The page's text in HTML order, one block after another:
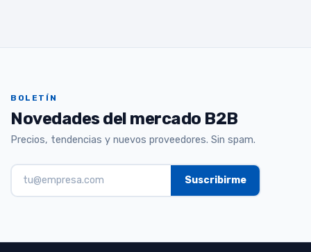
BOLETÍN
Novedades del mercado B2B
Precios, tendencias y nuevos proveedores. Sin spam.